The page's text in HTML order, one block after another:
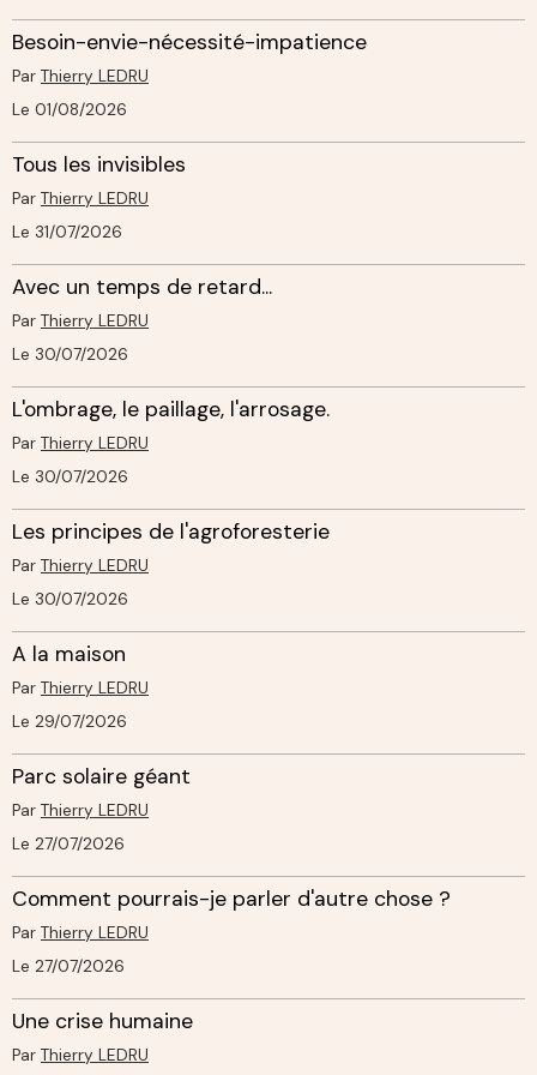
Besoin-envie-nécessité-impatience
Par Thierry LEDRU
Le 01/08/2026
Tous les invisibles
Par Thierry LEDRU
Le 31/07/2026
Avec un temps de retard...
Par Thierry LEDRU
Le 30/07/2026
L'ombrage, le paillage, l'arrosage.
Par Thierry LEDRU
Le 30/07/2026
Les principes de l'agroforesterie
Par Thierry LEDRU
Le 30/07/2026
A la maison
Par Thierry LEDRU
Le 29/07/2026
Parc solaire géant
Par Thierry LEDRU
Le 27/07/2026
Comment pourrais-je parler d'autre chose ?
Par Thierry LEDRU
Le 27/07/2026
Une crise humaine
Par Thierry LEDRU